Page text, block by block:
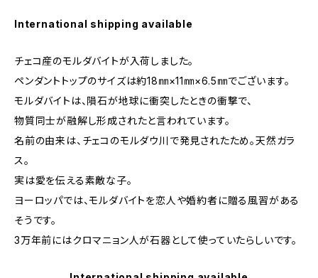
International shipping available
チェコ産のモルダバイトが入荷しました。
ペンダントトップのサイズは約18㎜×11㎜×6.5㎜でございます。
モルダバイトは、隕石が地球に衝突したときの衝撃で、
物質同士が融解し形成されたと言われています。
名前の由来は、チェコのモルダウ川で発見されたため。天然ガラ
ス。
実は愛を伝える素敵な子。
ヨーロッパでは、モルダバイトを恋人や婚約者に贈る風習がある
そうです。
3万年前にはクロマニョン人が石器として使っていたらしいです。